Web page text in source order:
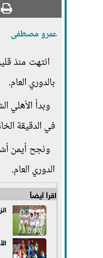
عمرو مصطفى
انتهت منذ
بالدوري العام.
وبدأ الأهلي
في الدقيقة
ونجح أيمن
الدوري العام.
اقرأ أيضاً